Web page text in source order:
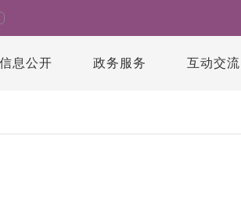
信息公开 政务服务 互动交流